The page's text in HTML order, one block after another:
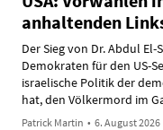
anhaltenden
Der Sieg von Dr. Abdul
Demokraten für den US-
israelische Politik der
hat, den Völkermord im
Patrick Martin • 6. August 2026